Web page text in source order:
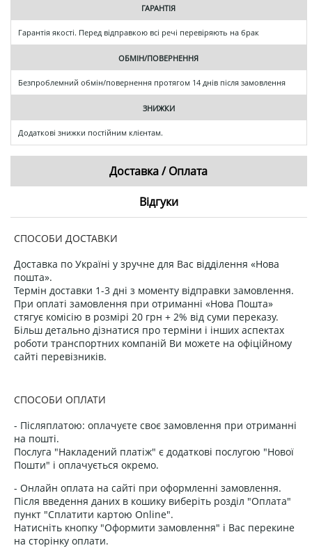
ГАРАНТІЯ
Гарантія якості. Перед відправкою всі речі перевіряють на брак
ОБМІН/ПОВЕРНЕННЯ
Безпроблемний обмін/повернення протягом 14 днів після замовлення
ЗНИЖКИ
Додаткові знижки постійним клієнтам.
Доставка / Оплата
Відгуки
СПОСОБИ ДОСТАВКИ
Доставка по Україні у зручне для Вас відділення «Нова
пошта».
Термін доставки 1-3 дні з моменту відправки замовлення.
При оплаті замовлення при отриманні «Нова Пошта»
стягує комісію в розмірі 20 грн + 2% від суми переказу.
Більш детально дізнатися про терміни і інших аспектах
роботи транспортних компаній Ви можете на офіційному
сайті перевізників.
СПОСОБИ ОПЛАТИ
- Післяплатою: оплачуєте своє замовлення при отриманні
на пошті.
Послуга "Накладений платіж" є додаткові послугою "Нової
Пошти" і оплачується окремо.
- Онлайн оплата на сайті при оформленні замовлення.
Після введення даних в кошику виберіть розділ "Оплата"
пункт "Сплатити картою Online".
Натисніть кнопку "Оформити замовлення" і Вас перекине
на сторінку оплати.